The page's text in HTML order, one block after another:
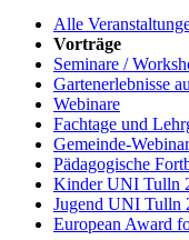
Alle
Vorträge
Seminare /
Gartenerlebnisse
Webinare
Fachtage und
Gemeinde-
Pädagogische
Kinder UNI Tulln
Jugend UNI Tulln
European Award